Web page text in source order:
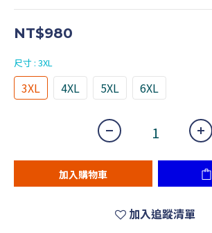
NT$980
尺寸 : 3XL
3XL 4XL 5XL 6XL
加入購物車
加入追蹤清單